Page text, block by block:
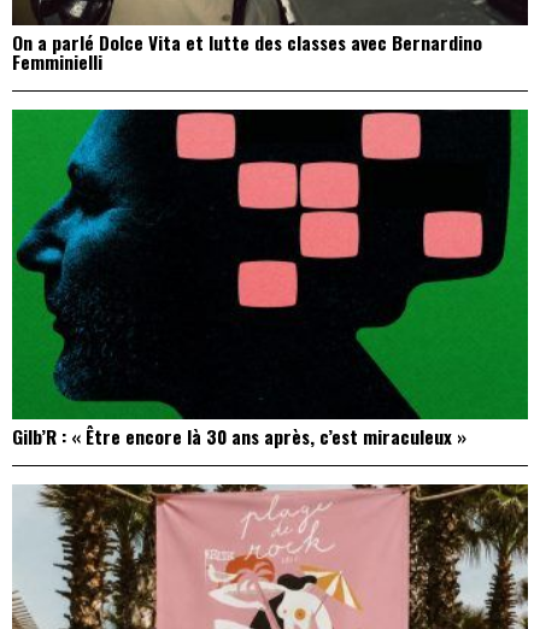
On a parlé Dolce Vita et lutte des classes avec Bernardino
Femminielli
Gilb’R : « Être encore là 30 ans après, c’est miraculeux »